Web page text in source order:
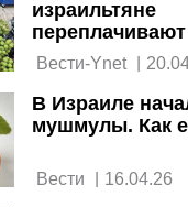
израильтяне
переплачивают
импортный
вдвое
Вести-Ynet |
В Израиле
мушмулы. Как
16.04.26